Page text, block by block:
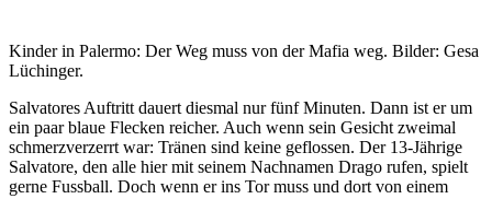
Kinder in Palermo: Der Weg muss von der Mafia weg. Bilder: Gesa
Lüchinger.
Salvatores Auftritt dauert diesmal nur fünf Minuten. Dann ist er um
ein paar blaue Flecken reicher. Auch wenn sein Gesicht zweimal
schmerzverzerrt war: Tränen sind keine geflossen. Der 13-Jährige
Salvatore, den alle hier mit seinem Nachnamen Drago rufen, spielt
gerne Fussball. Doch wenn er ins Tor muss und dort von einem